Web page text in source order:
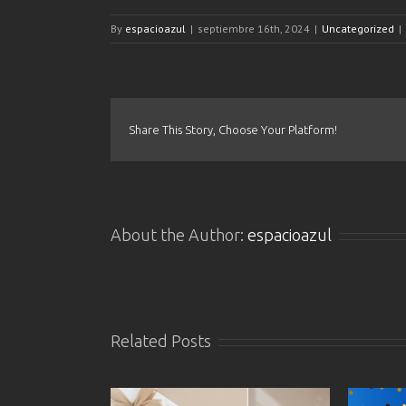
By espacioazul | septiembre 16th, 2024 | Uncategorized |
Share This Story, Choose Your Platform!
About the Author: espacioazul
Related Posts